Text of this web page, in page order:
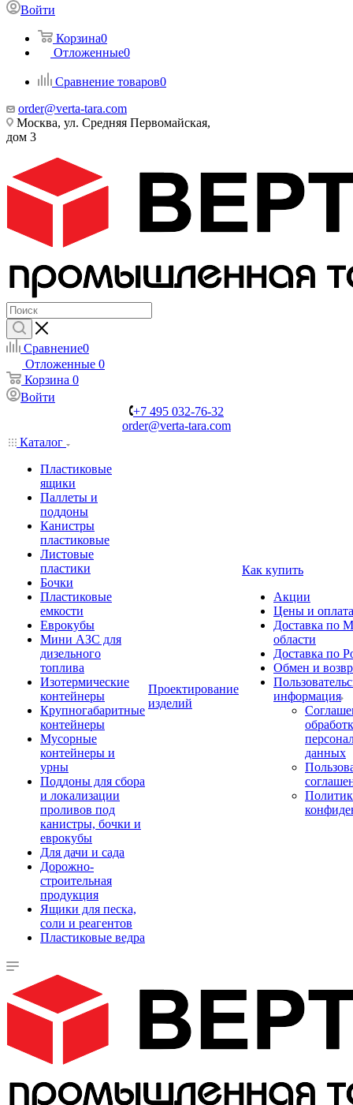
Войти
Корзина0
Отложенные0
Сравнение товаров0
order@verta-tara.com
Москва, ул. Средняя Первомайская,
дом 3
Сравнение0
Отложенные 0
Корзина 0
Войти
+7 495 032-76-32
order@verta-tara.com
Каталог
Пластиковые
ящики
Паллеты и
поддоны
Канистры
пластиковые
Листовые
пластики
Бочки
Пластиковые
емкости
Еврокубы
Мини АЗС для
дизельного
топлива
Изотермические
контейнеры
Крупногабаритные
контейнеры
Мусорные
контейнеры и
урны
Поддоны для сбора
и локализации
проливов под
канистры, бочки и
еврокубы
Для дачи и сада
Дорожно-
строительная
продукция
Ящики для песка,
соли и реагентов
Пластиковые ведра
Проектирование
изделий
Как купить
Акции
Цены и оплата
Доставка по
области
Доставка по
Обмен и
информация
данных